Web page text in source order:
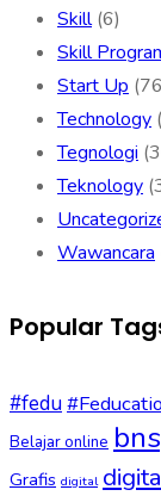
Skill(6)
Skill
Start Up
Technology
Tegnologi
Teknology
Wawancara
Popular
#fedu
Belajar online
Grafis digital